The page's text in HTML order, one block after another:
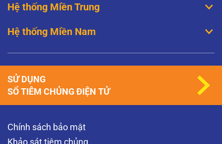
Hệ thống Miền Trung
Hệ thống Miền Nam
Chính sách bảo mật
Khảo sát tiêm chủng
SỬ DỤNG
SỔ TIÊM CHỦNG ĐIỆN TỬ